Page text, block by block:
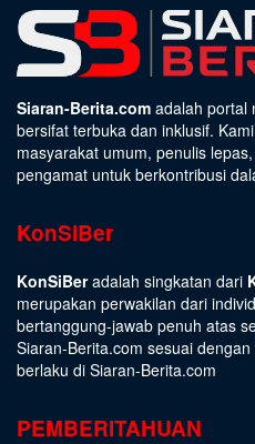
Siaran-Berita.com adalah portal
bersifat terbuka dan inklusif.
masyarakat umum, penulis
pengamat untuk berkontribusi
KonSiBer
KonSiBeradalah singkatan dari
merupakan perwakilan dari
bertanggung-jawab penuh atas
Siaran-Berita.com sesuai dengan
berlaku di Siaran-Berita.com
PEMBERITAHUAN